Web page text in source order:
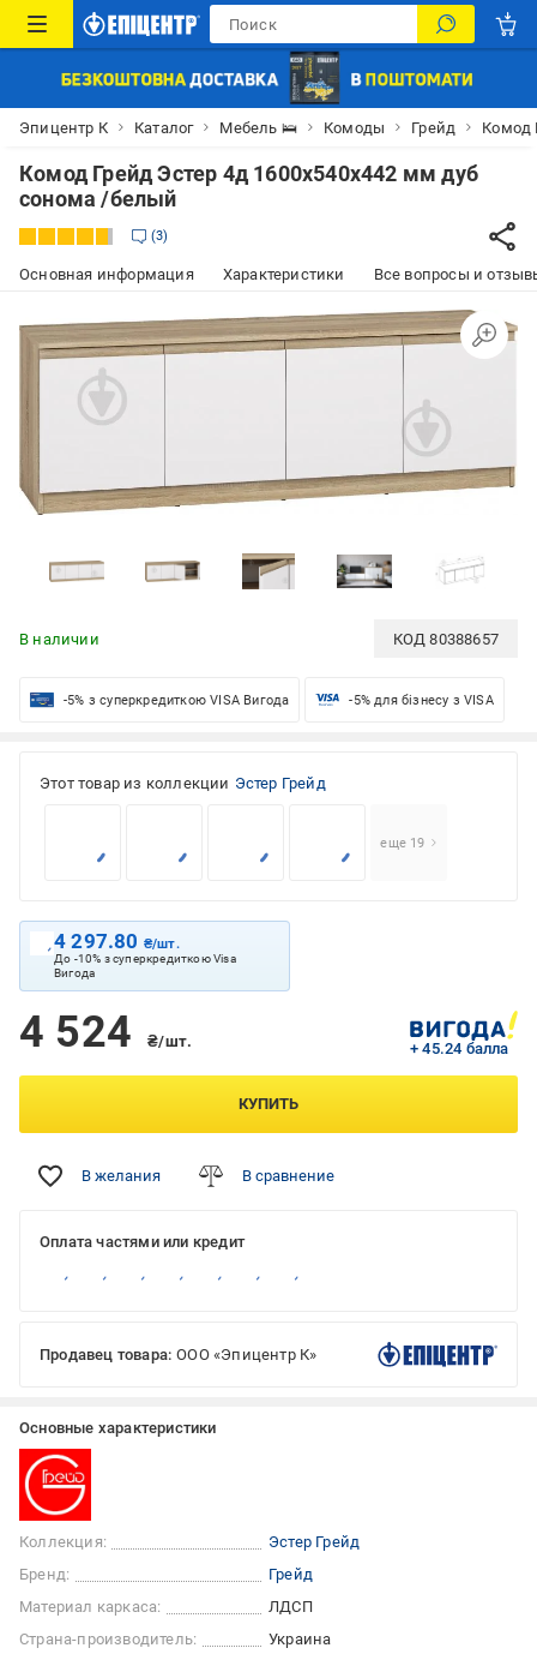
Эпицентр К Каталог Мебель 🛌 Комоды Грейд Комод
Комод Грейд Эстер 4д 1600x540x442 мм дуб
сонома /белый
3
Основная информация Характеристики Все вопросы и
В наличии КОД80388657
-5% з суперкредиткою VISA Вигода -5% для бізнесу з VISA
Этот товар из коллекции Эстер Грейд
еще 19
4 297.80 ₴/шт.
До -10% з суперкредиткою Visa
Вигода
4 524 ₴/шт. + 45.24 балла
КУПИТЬ
В желания В сравнение
Оплата частями или кредит
Продавец товара: ООО «Эпицентр К»
Основные характеристики
Коллекция:
Эстер Грейд
Бренд:
Грейд
Материал каркаса:
ЛДСП
Страна-производитель:
Украина